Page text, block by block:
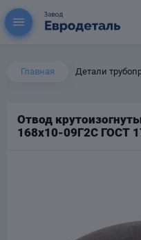
Главная Детали
Отвод
168х10-09Г2С ГОСТ
для труб